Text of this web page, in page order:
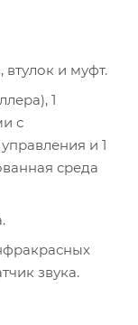
втулок и муфт.
1
с
и 1
среда
звука.